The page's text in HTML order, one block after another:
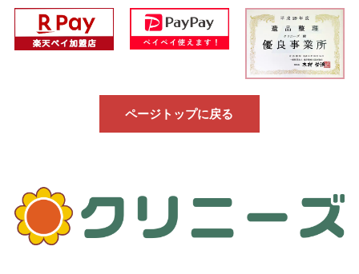
ページトップに戻る